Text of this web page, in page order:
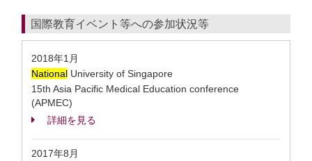
国際教育イベント等への参加状況等
2018年1月
National University of Singapore
15th Asia Pacific Medical Education conference
(APMEC)
詳細を見る
2017年8月